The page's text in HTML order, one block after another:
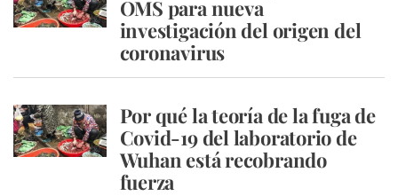
OMS para nueva
investigación del origen del
coronavirus
Por qué la teoría de la fuga de
Covid-19 del laboratorio de
Wuhan está recobrando
fuerza